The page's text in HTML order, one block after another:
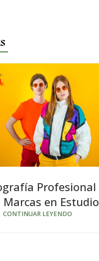
Profesional
Marcas en Estudio
CONTINUAR LEYENDO